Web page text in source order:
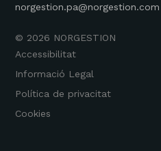
norgestion.pa@norgestion.com
Accessibilitat
Informació Legal
Política de privacitat
Cookies
© 2026 NORGESTION